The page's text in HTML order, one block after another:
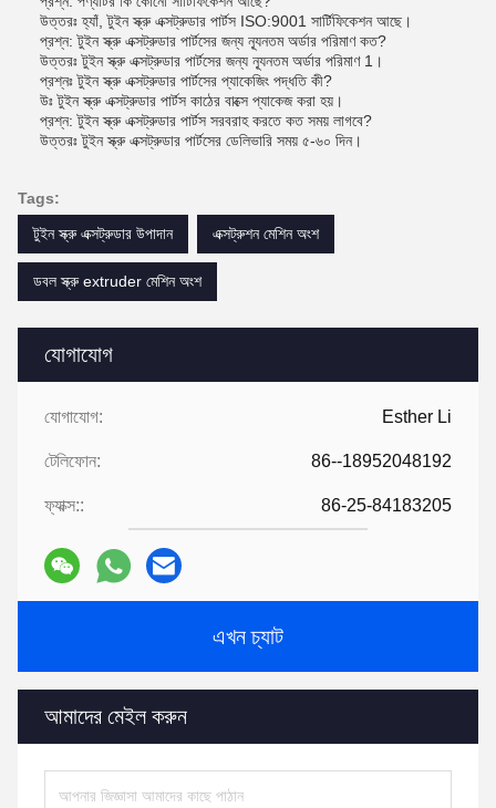
যোগাযোগ
যোগাযোগ: Esther Li
টেলিফোন: 86--18952048192
ফ্যাক্স:: 86-25-84183205
এখন চ্যাট
আমাদের মেইল করুন
উত্তরঃ হ্যাঁ, টুইন স্ক্রু এক্সট্রুডার পার্টস ISO:9001 সার্টিফিকেশন আছে।
প্রশ্ন: টুইন স্ক্রু এক্সট্রুডার পার্টসের জন্য ন্যূনতম অর্ডার পরিমাণ কত?
উত্তরঃ টুইন স্ক্রু এক্সট্রুডার পার্টসের জন্য ন্যূনতম অর্ডার পরিমাণ 1।
প্রশ্নঃ টুইন স্ক্রু এক্সট্রুডার পার্টসের প্যাকেজিং পদ্ধতি কী?
উঃ টুইন স্ক্রু এক্সট্রুডার পার্টস কাঠের বাক্সে প্যাকেজ করা হয়।
প্রশ্ন: টুইন স্ক্রু এক্সট্রুডার পার্টস সরবরাহ করতে কত সময় লাগবে?
উত্তরঃ টুইন স্ক্রু এক্সট্রুডার পার্টসের ডেলিভারি সময় ৫-৬০ দিন।
Tags:
টুইন স্ক্রু এক্সট্রুডার উপাদান
এক্সট্রুশন মেশিন অংশ
ডবল স্ক্রু extruder মেশিন অংশ